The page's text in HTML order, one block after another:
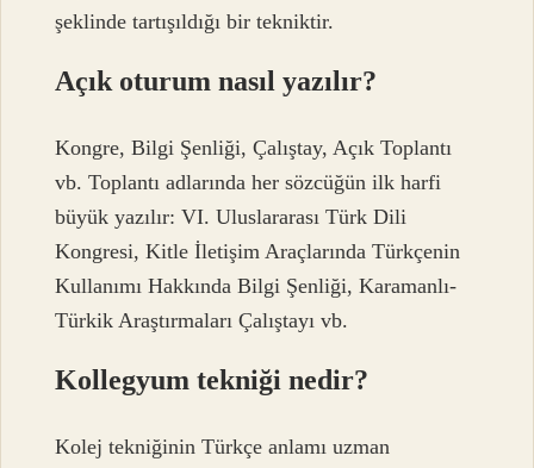
şeklinde tartışıldığı bir tekniktir.
Açık oturum nasıl yazılır?
Kongre, Bilgi Şenliği, Çalıştay, Açık Toplantı
vb. Toplantı adlarında her sözcüğün ilk harfi
büyük yazılır: VI. Uluslararası Türk Dili
Kongresi, Kitle İletişim Araçlarında Türkçenin
Kullanımı Hakkında Bilgi Şenliği, Karamanlı-
Türkik Araştırmaları Çalıştayı vb.
Kollegyum tekniği nedir?
Kolej tekniğinin Türkçe anlamı uzman